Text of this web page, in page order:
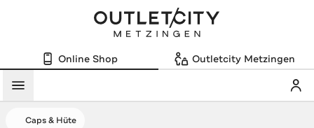
Online Shop Outletcity Metzingen
Menü
Caps & Hüte